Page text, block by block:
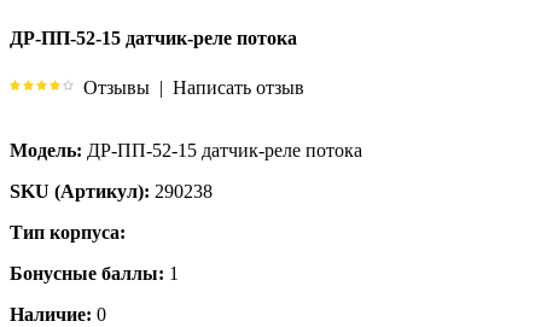
ДР-ПП-52-15 датчик-реле потока
Отзывы | Написать отзыв
Модель: ДР-ПП-52-15 датчик-реле потока
SKU (Артикул): 290238
Тип корпуса:
Бонусные баллы: 1
Наличие: 0